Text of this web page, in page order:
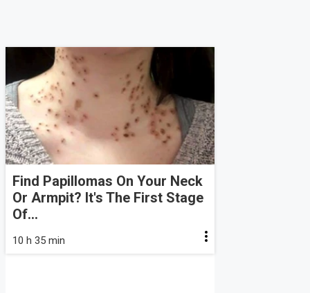
Find Papillomas On Your Neck
Or Armpit? It's The First Stage
Of...
10 h 35 min